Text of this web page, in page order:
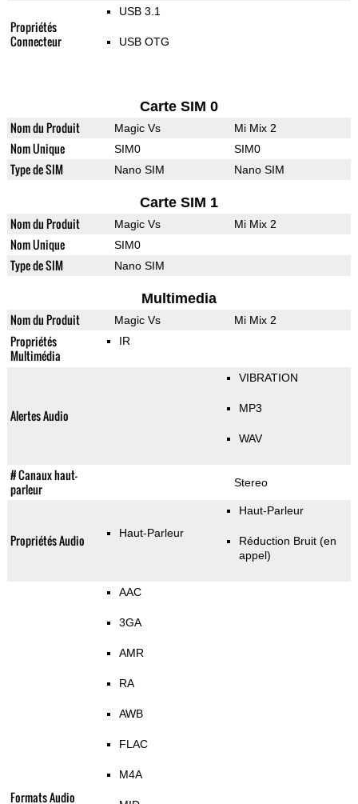
Propriétés
Connecteur
USB 3.1
USB OTG
Carte SIM 0
Nom du Produit Magic Vs Mi Mix 2
Nom Unique SIM0 SIM0
Type de SIM Nano SIM Nano SIM
Carte SIM 1
Nom du Produit Magic Vs Mi Mix 2
Nom Unique SIM0
Type de SIM Nano SIM
Multimedia
Nom du Produit Magic Vs Mi Mix 2
Propriétés
Multimédia
IR
Alertes Audio
VIBRATION
MP3
WAV
# Canaux haut-
parleur
Stereo
Propriétés Audio Haut-Parleur
Haut-Parleur
Réduction Bruit (en
appel)
Formats Audio
AAC
3GA
AMR
RA
AWB
FLAC
M4A